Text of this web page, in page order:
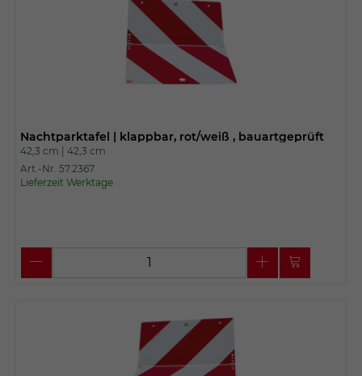
Nachtparktafel | klappbar, rot/weiß , bauartgeprüft
42,3 cm | 42,3 cm
Art.-Nr. 57.2367
Lieferzeit Werktage